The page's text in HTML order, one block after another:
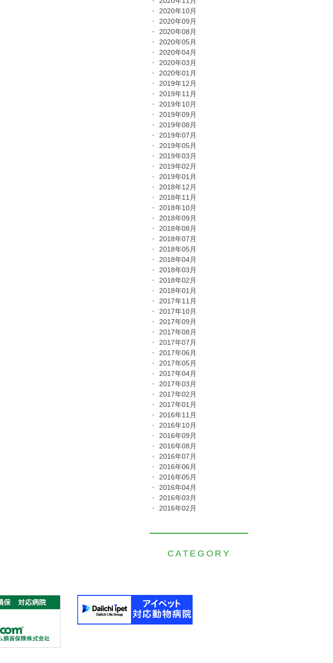
2020年10月
2020年09月
2020年08月
2020年05月
2020年04月
2020年03月
2020年01月
2019年12月
2019年11月
2019年10月
2019年09月
2019年08月
2019年07月
2019年05月
2019年03月
2019年02月
2019年01月
2018年12月
2018年11月
2018年10月
2018年09月
2018年08月
2018年07月
2018年05月
2018年04月
2018年03月
2018年02月
2018年01月
2017年11月
2017年10月
2017年09月
2017年08月
2017年07月
2017年06月
2017年05月
2017年04月
2017年03月
2017年02月
2017年01月
2016年11月
2016年10月
2016年09月
2016年08月
2016年07月
2016年06月
2016年05月
2016年04月
2016年03月
2016年02月
CATEGORY